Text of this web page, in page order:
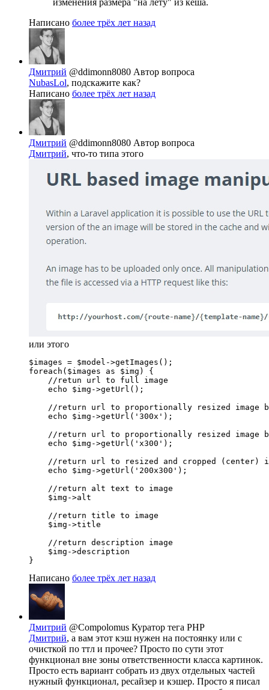
изменения размера "на лету" из кеша.
Написано более трёх лет назад
Дмитрий @ddimonn8080 Автор вопроса
NubasLol, подскажите как?
Написано более трёх лет назад
Дмитрий @ddimonn8080 Автор вопроса
Дмитрий, что-то типа этого
или этого
$images = $model->getImages();
foreach($images as $img) {
    //retun url to full image
    echo $img->getUrl();
//return url to proportionally resized image
    echo $img->getUrl('300x');
//return url to proportionally resized image
    echo $img->getUrl('x300');
//return url to resized and cropped (center)
    echo $img->getUrl('200x300');
    //return alt text to image
    $img->alt
    //return title to image
    $img->title
    //return description image
    $img->description
}
Написано более трёх лет назад
Дмитрий @Compolomus Куратор тега PHP
Дмитрий, а вам этот кэш нужен на постоянку или с
очисткой по ттл и прочее? Просто по сути этот
функционал вне зоны ответственности класса картинок.
Просто есть вариант собрать из двух отдельных частей
нужный функционал, ресайзер и кэшер. Просто я писал